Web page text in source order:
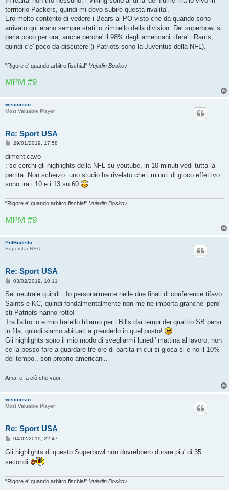
a
g
i
o
territorio Packers, quindi mi devo subire questa rivalita'.
Ero molto contento di vedere i Bears ai PO visto che da quando sono
arrivato qui erano sempre stati lo zimbello della division. Del superbowl si
parla poco per ora, anche perche' il 98% degli americani tifera' i Rams,
quindi c'e' poco da discutere (i Patriots sono la Juventus della NFL).
"Rigore e' quando arbitro fischia!" Vujadin Boskov
MPM #9
wisconsin
Most Valuable Player
Re: Sport USA
M
s
a
g
i
29/01/2019, 17:58
dimenticavo
; se cerchi gli highlights della NFL su youtube, in 10 minuti vedi tutta la
partita. Non scherzo: uno studio ha rivelato che i minuti di gioco effettivo
sono tra i 10 e i 13 su 60
"Rigore e' quando arbitro fischia!" Vujadin Boskov
MPM #9
PolBodetto
Superstar NBA
Re: Sport USA
M
s
a
g
i
o
03/02/2019, 10:11
Sei neutrale quindi.. Io personalmente nelle due finali di conference tifavo
Saints e KC, quindi fondalmentalmente non me ne importa granche' pero'
sti Patriots hanno rotto!
Tra l'altro io e mio fratello tifiamo per i Bills dai tempi dei quattro SB persi
in fila, quindi siamo abituati a prenderlo in quel posto!
Gli highlights sono il mio modo di svegliarmi lunedi' mattina al lavoro, non
ce la posso fare a guardare tre ore di partita in cui si gioca si e no il 10%
del tempo.. son proprio americani..
Ama, e fa ciò che vuoi
wisconsin
Most Valuable Player
Re: Sport USA
M
s
a
i
04/02/2019, 22:47
Gli highlights di questo Superbowl non dovrebbero durare piu' di 35
secondi
"Rigore e' quando arbitro fischia!" Vujadin Boskov